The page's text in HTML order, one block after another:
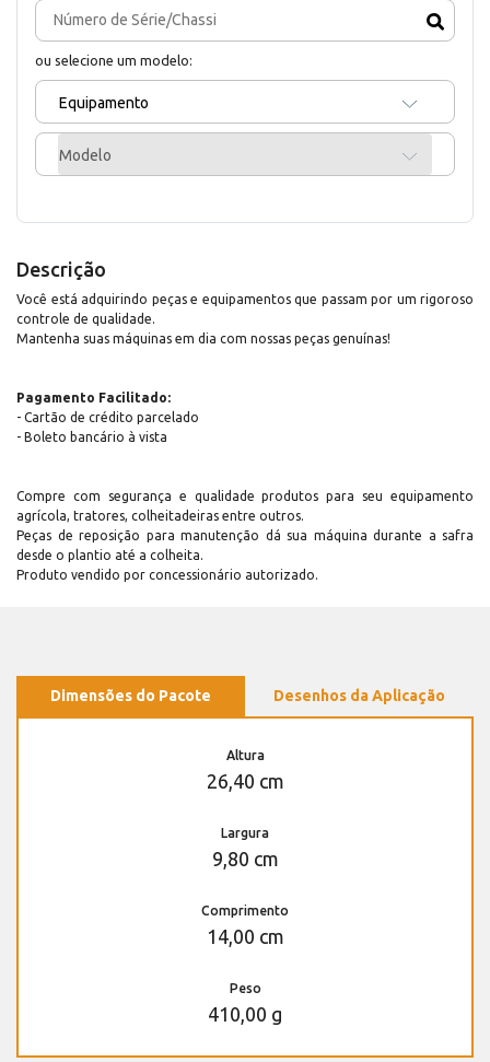
ou selecione um modelo:
Equipamento
Modelo
Descrição
Você está adquirindo peças e equipamentos que passam por um rigoroso
controle de qualidade.
Mantenha suas máquinas em dia com nossas peças genuínas!
Pagamento Facilitado:
- Cartão de crédito parcelado
- Boleto bancário à vista
Compre com segurança e qualidade produtos para seu equipamento
agrícola, tratores, colheitadeiras entre outros.
Peças de reposição para manutenção dá sua máquina durante a safra
desde o plantio até a colheita.
Produto vendido por concessionário autorizado.
Dimensões do Pacote Desenhos da Aplicação
Altura
26,40 cm
Largura
9,80 cm
Comprimento
14,00 cm
Peso
410,00 g